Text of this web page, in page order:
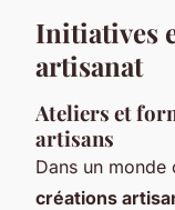
Initiatives
artisanat
Ateliers et
artisans
Dans un monde
créations